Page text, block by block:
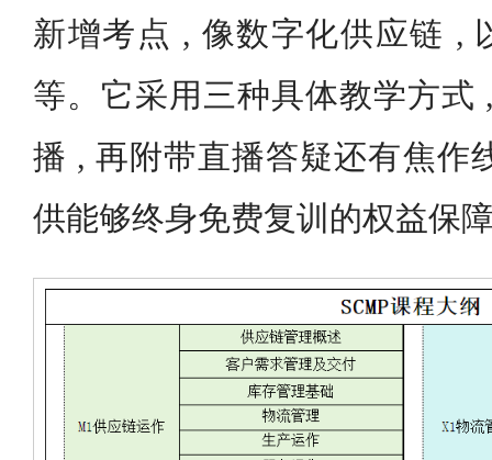
新增考点 , 像数字化供应链 ,
等。它采用三种具体教学方式
播 , 再附带直播答疑还有焦作
供能够终身免费复训的权益保